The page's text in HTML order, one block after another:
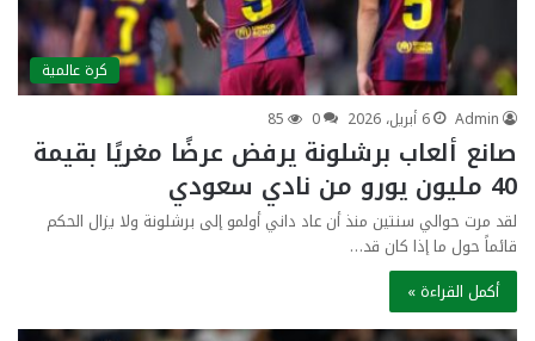
كرة عالمية
Admin
6 أبريل، 2026 0
85
صانع ألعاب برشلونة يرفض عرضًا مغريًا بقيمة
40 مليون يورو من نادي سعودي
لقد مرت حوالي سنتين منذ أن عاد داني أولمو إلى برشلونة ولا يزال الحكم
قائماً حول ما إذا كان قد…
أكمل القراءة »